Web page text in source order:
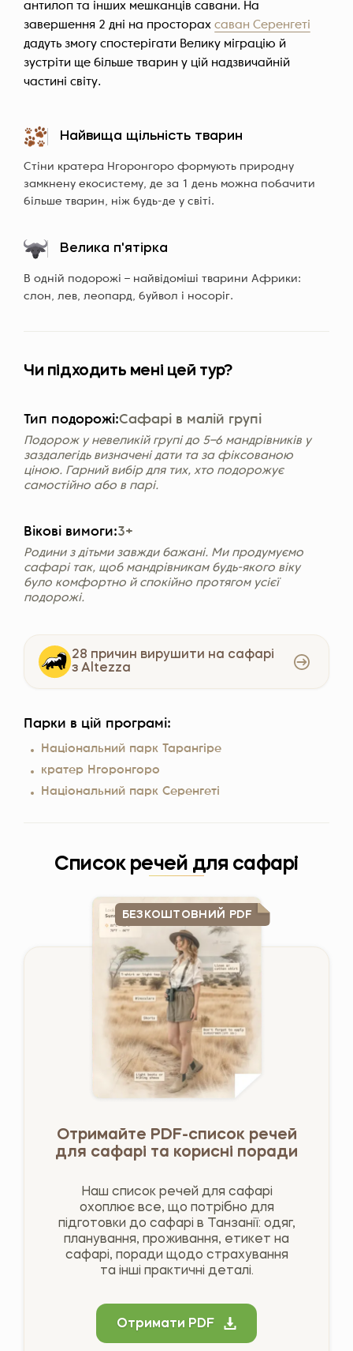
антилоп та інших мешканців савани. На
завершення 2 дні на просторах саван Серенгеті
дадуть змогу спостерігати Велику міграцію й
зустріти ще більше тварин у цій надзвичайній
частині світу.
Найвища щільність тварин
Стіни кратера Нгоронгоро формують природну
замкнену екосистему, де за 1 день можна побачити
більше тварин, ніж будь-де у світі.
Велика п'ятірка
В одній подорожі – найвідоміші тварини Африки:
слон, лев, леопард, буйвол і носоріг.
Чи підходить мені цей тур?
Тип подорожі:Сафарі в малій групі
Подорож у невеликій групі до 5–6 мандрівників у
заздалегідь визначені дати та за фіксованою
ціною. Гарний вибір для тих, хто подорожує
самостійно або в парі.
Вікові вимоги:3+
Родини з дітьми завжди бажані. Ми продумуємо
сафарі так, щоб мандрівникам будь-якого віку
було комфортно й спокійно протягом усієї
подорожі.
28 причин вирушити на сафарі
з Altezza
Парки в цій програмі:
Національний парк Тарангіре
кратер Нгоронгоро
Національний парк Серенгеті
Список речей для сафарі
БЕЗКОШТОВНИЙ PDF
Отримайте PDF-список речей
для сафарі та корисні поради
Наш список речей для сафарі
охоплює все, що потрібно для
підготовки до сафарі в Танзанії: одяг,
планування, проживання, етикет на
сафарі, поради щодо страхування
та інші практичні деталі.
Отримати PDF